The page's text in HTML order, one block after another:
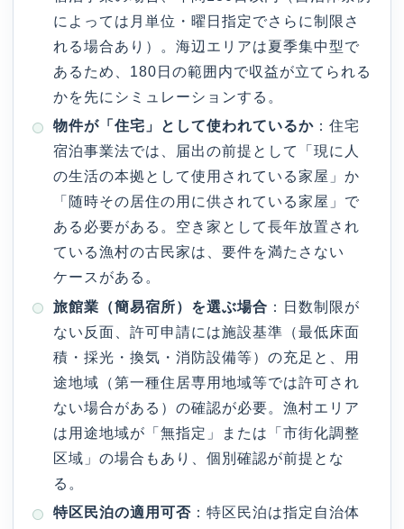
によっては月単位・曜日指定でさらに制限さ
れる場合あり）。海辺エリアは夏季集中型で
あるため、180日の範囲内で収益が立てられる
かを先にシミュレーションする。
物件が「住宅」として使われているか ：住宅
宿泊事業法では、届出の前提として「現に人
の生活の本拠として使用されている家屋」か
「随時その居住の用に供されている家屋」で
ある必要がある。空き家として長年放置され
ている漁村の古民家は、要件を満たさない
ケースがある。
旅館業（簡易宿所）を選ぶ場合 ：日数制限が
ない反面、許可申請には施設基準（最低床面
積・採光・換気・消防設備等）の充足と、用
途地域（第一種住居専用地域等では許可され
ない場合がある）の確認が必要。漁村エリア
は用途地域が「無指定」または「市街化調整
区域」の場合もあり、個別確認が前提とな
る。
特区民泊の適用可否 ：特区民泊は指定自治体